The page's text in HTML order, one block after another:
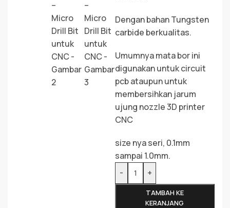
Dengan bahan Tungsten
carbide berkualitas.
Umumnya mata bor ini
digunakan untuk circuit
pcb ataupun untuk
membersihkan jarum
ujung nozzle 3D printer
CNC
size nya seri, 0.1mm
sampai 1.0mm.
-
+
TAMBAH KE
KERANJANG